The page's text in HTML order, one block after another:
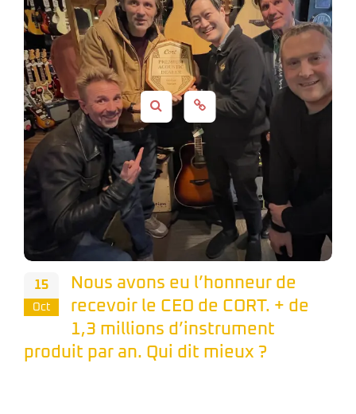
15
Oct
Nous avons eu l’honneur de
recevoir le CEO de CORT. + de
1,3 millions d’instrument
produit par an. Qui dit mieux ?